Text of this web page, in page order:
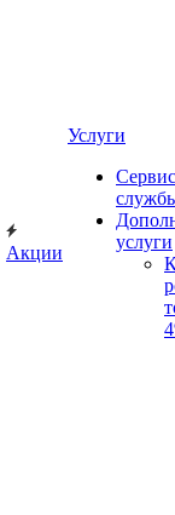
Акции
Услуги
услуги